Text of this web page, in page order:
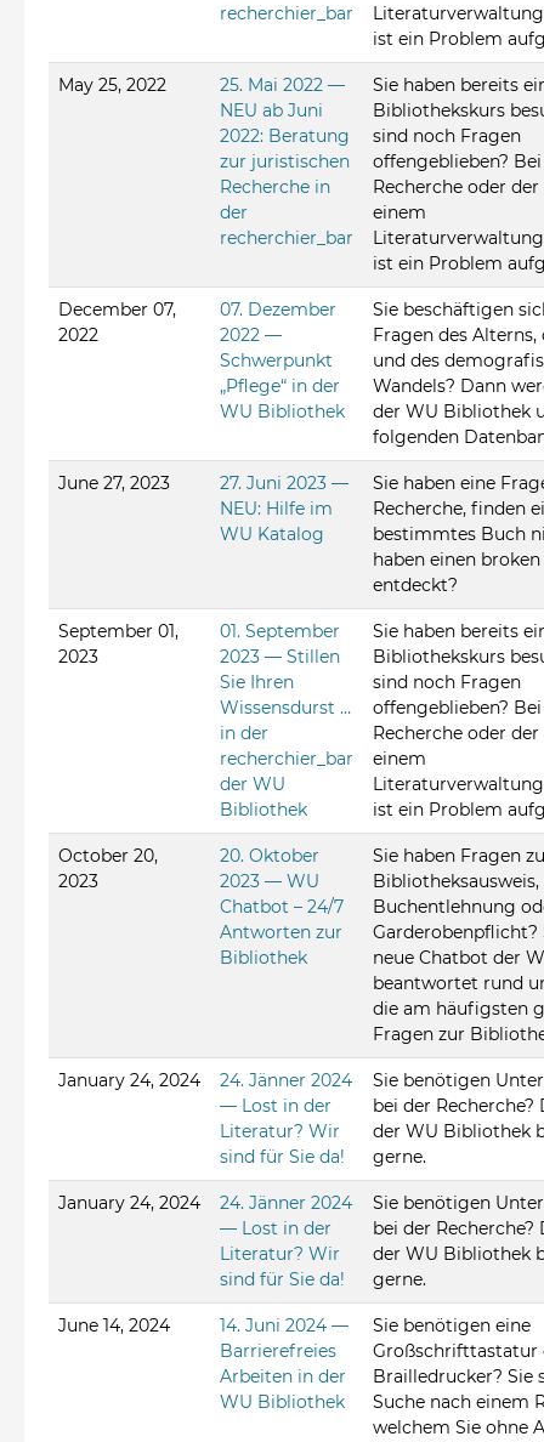
recherchier_bar
ist ein Problem
May 25, 2022
25. Mai 2022 —
NEU ab Juni
2022: Beratung
zur juristischen
Recherche in
der
recherchier_bar
Sie haben bereits
Bibliothekskurs
sind noch Fragen
offengeblieben?
Recherche oder
einem
ist ein Problem
December 07,
2022
07. Dezember
2022 —
Schwerpunkt
„Pflege“ in der
WU Bibliothek
Sie beschäftigen
Fragen des Alterns,
und des
Wandels? Dann
der WU Bibliothek
folgenden
June 27, 2023
27. Juni 2023 —
NEU: Hilfe im
WU Katalog
Sie haben eine
Recherche, finden
bestimmtes Buch
haben einen
entdeckt?
September 01,
2023
01. September
2023 — Stillen
Sie Ihren
Wissensdurst …
in der
recherchier_bar
der WU
Bibliothek
Sie haben bereits
Bibliothekskurs
sind noch Fragen
offengeblieben?
Recherche oder
einem
ist ein Problem
October 20,
2023
20. Oktober
2023 — WU
Chatbot – 24/7
Antworten zur
Bibliothek
Sie haben Fragen
Bibliotheksausweis,
Buchentlehnung
Garderobenpflicht?
neue Chatbot der
beantwortet rund
die am häufigsten
Fragen zur
January 24, 2024
24. Jänner 2024
— Lost in der
Literatur? Wir
sind für Sie da!
Sie benötigen
bei der Recherche?
der WU Bibliothek
gerne.
January 24, 2024
24. Jänner 2024
— Lost in der
Literatur? Wir
sind für Sie da!
Sie benötigen
bei der Recherche?
der WU Bibliothek
gerne.
June 14, 2024
14. Juni 2024 —
Barrierefreies
Arbeiten in der
WU Bibliothek
Sie benötigen eine
Großschrifttastatur
Brailledrucker? Sie
Suche nach einem
welchem Sie ohne